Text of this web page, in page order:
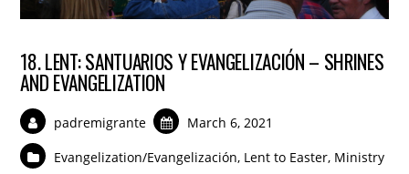
18. LENT: SANTUARIOS Y EVANGELIZACIÓN – SHRINES
AND EVANGELIZATION
padremigrante March 6, 2021
Evangelization/Evangelización, Lent to Easter, Ministry